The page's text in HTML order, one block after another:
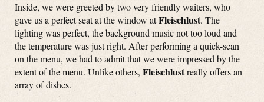
Inside, we were greeted by two very friendly waiters, who
gave us a perfect seat at the window atFleischlust. The
lighting was perfect, the background music not too loud and
the temperature was just right. After performing a quick-scan
on the menu, we had to admit that we were impressed by the
extent of the menu. Unlike others, Fleischlustreally offers an
array of dishes.